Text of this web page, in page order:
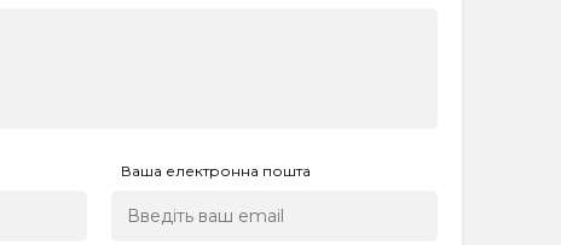
Ваша електронна пошта